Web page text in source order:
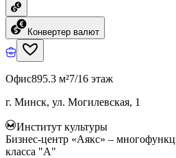
Конвертер валют
Офис895.3 м²7/16 этаж
г. Минск, ул. Могилевская, 1
Институт культуры
Бизнес-центр «Аякс» –
класса "А"